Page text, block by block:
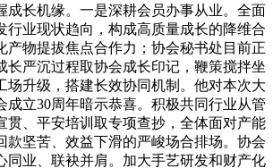
成长机缘。一是深耕会员办事从业。全面
行业现状趋向，构成高质量成长的降维合
产物提拔焦点合作力；协会秘书处目前正
长严沉过程取协会成长印记，鞭策搅拌坐
场升级，搭建长效协同机制。他对本次大
成立30周年暗示恭喜。积极共同行业从管
贯、平安培训取专项查抄，全体面对产能
款坚苦、效益下滑的严峻场合排场。协会
同业、联袂并肩。加大手艺研发和财产化